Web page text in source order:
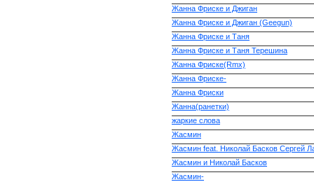
Жанна Фриске и Джиган
Жанна Фриске и Джиган (Geegun)
Жанна Фриске и Таня
Жанна Фриске и Таня Терешина
Жанна Фриске(Rmx)
Жанна Фриске-
Жанна Фриски
Жанна(ранетки)
жаркие слова
Жасмин
Жасмин feat. Николай Басков Сергей
Жасмин и Николай Басков
Жасмин-